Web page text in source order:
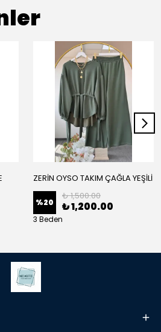
ZERİN OYSO TAKIM ÇAĞLA YEŞİLİ
%20
₺ 1,500.00
₺ 1,200.00
3 Beden